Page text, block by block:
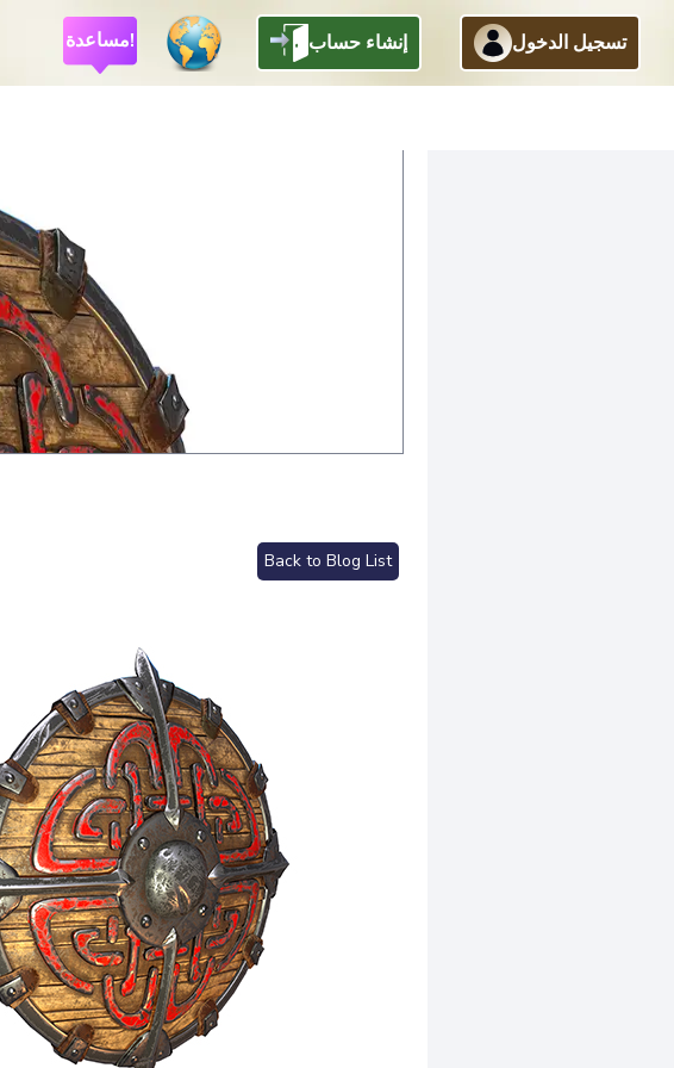
مساعدة! إنشاء حساب تسجيل الدخول
Back to Blog List